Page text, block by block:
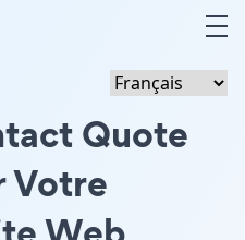
Quote
Votre